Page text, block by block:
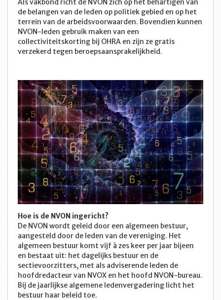
Als vakbond richt de NVON zich op het behartigen van
de belangen van de leden op politiek gebied en op het
terrein van de arbeidsvoorwaarden. Bovendien kunnen
NVON-leden gebruik maken van een
collectiviteitskorting bij OHRA en zijn ze gratis
verzekerd tegen beroepsaansprakelijkheid.
Hoe is de NVON ingericht?
De NVON wordt geleid door een algemeen bestuur,
aangesteld door de leden van de vereniging. Het
algemeen bestuur komt vijf à zes keer per jaar bijeen
en bestaat uit: het dagelijks bestuur en de
sectievoorzitters, met als adviserende leden de
hoofdredacteur van NVOX en het hoofd NVON-bureau.
Bij de jaarlijkse algemene ledenvergadering licht het
bestuur haar beleid toe.